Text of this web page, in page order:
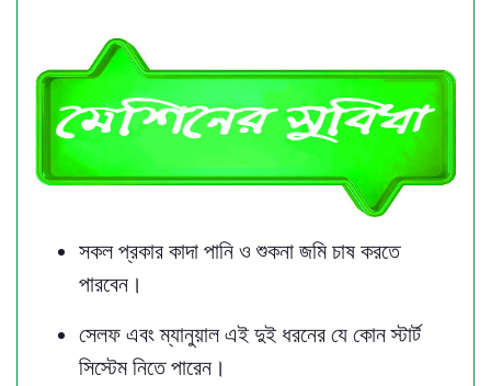
সকল প্রকার কাদা পানি ও শুকনা জমি চাষ করতে
পারবেন।
সেলফ এবং ম্যানুয়াল এই দুই ধরনের যে কোন স্টার্ট
সিস্টেম নিতে পারেন।